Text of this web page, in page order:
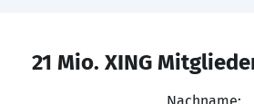
21 Mio. XING
Nachname: